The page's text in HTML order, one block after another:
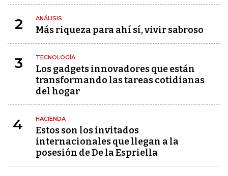
2 ANÁLISIS
Más riqueza para ahí sí, vivir sabroso
3 TECNOLOGÍA
Los gadgets innovadores que están
transformando las tareas cotidianas
del hogar
4 HACIENDA
Estos son los invitados
internacionales que llegan a la
posesión de De la Espriella